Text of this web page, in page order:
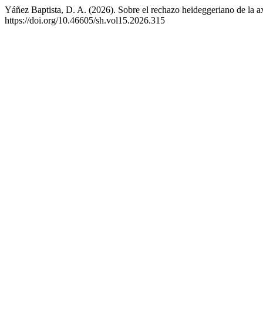
Yáñez Baptista, D. A. (2026). Sobre el rechazo heideggeriano de la
https://doi.org/10.46605/sh.vol15.2026.315